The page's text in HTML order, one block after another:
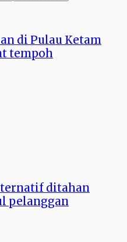
di Pulau Ketam
tempoh
ditahan
pelanggan